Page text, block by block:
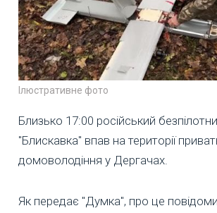
Ілюстративне фото
Близько 17:00 російський
"Блискавка" впав на території
домоволодіння у Дергачах.
Як передає "Думка", про це